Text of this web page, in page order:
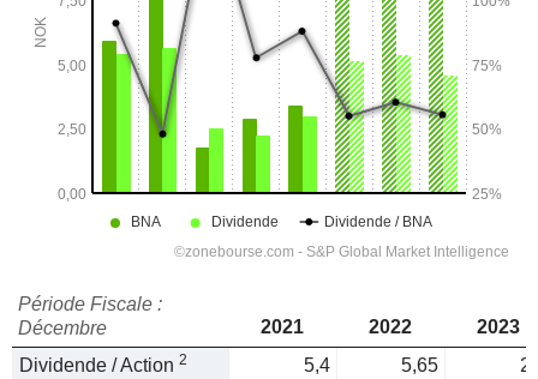
Période Fiscale :
Décembre
2021 2022
2023
Dividende / Action 2 5,4 5,65